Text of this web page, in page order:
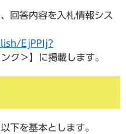
回答内容を入札情報シス
EjPPIj?
ク＞ 】に掲載します。
下を基本とします。